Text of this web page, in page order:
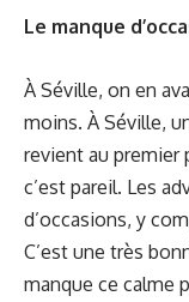
Le manque
À Séville, on en
moins. À Séville,
revient au premier
c’est pareil. Les
d’occasions, y
C’est une très
manque ce calme